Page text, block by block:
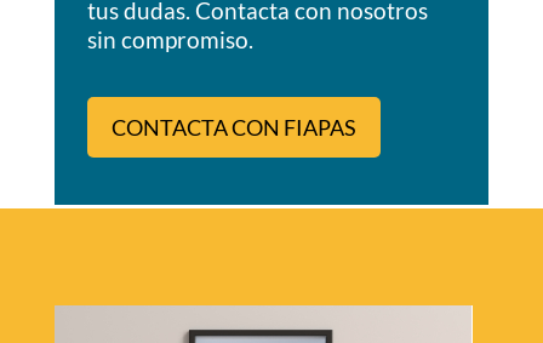
tus dudas. Contacta con nosotros
sin compromiso.
CONTACTA CON FIAPAS